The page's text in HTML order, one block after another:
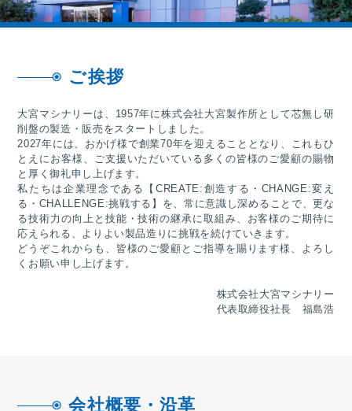
ご挨拶
大宮マシナリーは、1957年に株式会社大宮製作所として芯無し研
削盤の製造・販売をスタートしました。
2027年には、おかげ様で創業70年を迎えることとなり、これもひ
とえにお客様、ご支援いただいている多くの皆様のご愛顧の賜物
と厚く御礼申し上げます。
私たちは企業理念である【CREATE:創造する・CHANGE:変え
る・CHALLENGE:挑戦する】を、常に意識し深めることで、更な
る技術力の向上と技能・技術の継承に取組み、お客様のご期待に
応えられる、よりよい製品造りに挑戦を続けていきます。
どうぞこれからも、皆様のご愛顧とご指導を賜ります様、よろし
くお願い申し上げます。
株式会社大宮マシナリー
代表取締役社長 福島浩
会社概要・沿革